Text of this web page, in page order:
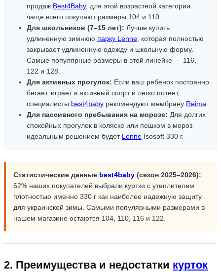
продаж Best4Baby, для этой возрастной категории
чаще всего покупают размеры 104 и 110.
Для школьников (7–15 лет): Лучше купить
удлиненную зимнюю парку Lenne, которая полностью
закрывает удлиненную одежду и школьную форму.
Самые популярные размеры в этой линейке — 116,
122 и 128.
Для активных прогулок: Если ваш ребенок постоянно
бегает, играет в активный спорт и легко потеет,
специалисты best4baby рекомендуют мембрану Reima.
Для пассивного пребывания на морозе: Для долгих
спокойных прогулок в коляске или пешком в мороз
идеальным решением будет Lenne Isosoft 330 г.
Статистические данные best4baby (сезон 2025–2026):
62% наших покупателей выбрали куртки с утеплителем
плотностью именно 330 г как наиболее надежную защиту
для украинской зимы. Самыми популярными размерами в
нашем магазине остаются 104, 110, 116 и 122.
2. Преимущества и недостатки курток